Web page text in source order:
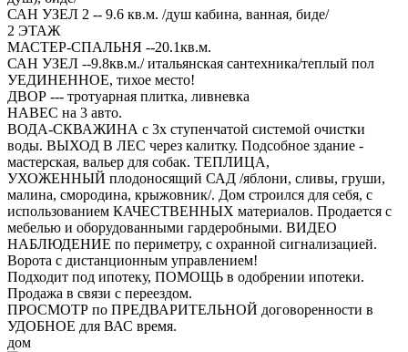
САН УЗЕЛ 2 -- 9.6 кв.м. /душ кабина, ванная, биде/
2 ЭТАЖ
МАСТЕР-СПАЛЬНЯ --20.1кв.м.
САН УЗЕЛ --9.8кв.м./ итальянская сантехника/теплый пол
УЕДИНЕННОЕ, тихое место!
ДВОР --- тротуарная плитка, ливневка
НАВЕС на 3 авто.
ВОДА-СКВАЖИНА с 3х ступенчатой системой очистки
воды. ВЫХОД В ЛЕС через калитку. Подсобное здание -
мастерская, вальер для собак. ТЕПЛИЦА,
УХОЖЕННЫЙ плодоносящий САД /яблони, сливы, груши,
малина, смородина, крыжовник/. Дом строился для себя, с
использованием КАЧЕСТВЕННЫХ материалов. Продается с
мебелью и оборудованными гардеробными. ВИДЕО
НАБЛЮДЕНИЕ по периметру, с охранной сигнализацией.
Ворота с дистанционным управлением!
Подходит под ипотеку, ПОМОЩЬ в одобрении ипотеки.
Продажа в связи с переездом.
ПРОСМОТР по ПРЕДВАРИТЕЛЬНОЙ договоренности в
УДОБНОЕ для ВАС время.
дом